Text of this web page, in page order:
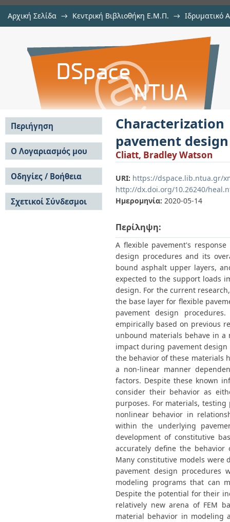
Αρχική Σελίδα → Κεντρική Βιβλιοθήκη Ε.Μ.Π. → Ιδρυματικό
Characterization of unbound
pavement design
Cliatt, Bradley Watson
URI: https://dspace.lib.ntua.gr/
http://dx.doi.org/10.26240/
Ημερομηνία: 2020-05-14
Περίληψη:
A flexible pavement's
design procedures and its
bound asphalt upper layers,
expected to the support loads
design. For the current
the base layer for flexible
pavement design
empirically based on previous
unbound materials behave in
impact during pavement
the behavior of these materials
a non-linear manner
factors. Despite these known
consider their behavior as
purposes. For materials,
nonlinear behavior in
within the underlying
development of constitutive
accurately define the
Many constitutive models were
pavement design procedures
modeling programs that can
Despite the potential for their
relatively new arena of FEM
material behavior in modeling
Περιήγηση
Σε όλο το DSpace
Κοινότητες & Συλλογές
Ανά Ημερομηνία
Έκδοσης
Συγγραφείς
Τίτλοι
Θέματα
Ο Λογαριασμός μου
Σύνδεση
Εγγραφή
Οδηγίες / Βοήθεια
Οδηγίες Υποβολής
Οδηγίες Χρήσης ΙΑ
Συχνές Ερωτήσεις
Σχετικοί Σύνδεσμοι